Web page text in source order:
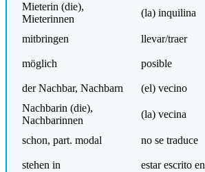
Mieterin (die),
Mieterinnen
(la) inquilina
mitbringen llevar/traer
möglich posible
der Nachbar, Nachbarn
(el) vecino
Nachbarin (die),
Nachbarinnen
(la) vecina
schon, part. modal no se traduce
stehen in estar escrito en